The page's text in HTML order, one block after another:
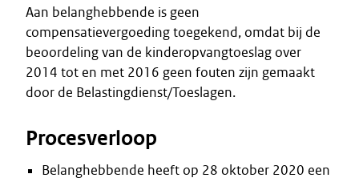
Aan belanghebbende is geen
compensatievergoeding toegekend, omdat bij de
beoordeling van de kinderopvangtoeslag over
2014 tot en met 2016 geen fouten zijn gemaakt
door de Belastingdienst/Toeslagen.
Procesverloop
Belanghebbende heeft op 28 oktober 2020 een